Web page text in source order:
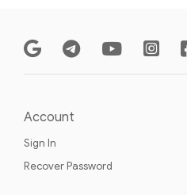
Account
Sign In
Recover Password